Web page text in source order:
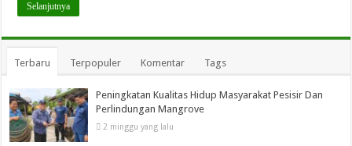
Selanjutnya
Terbaru Terpopuler Komentar Tags
Peningkatan Kualitas Hidup Masyarakat Pesisir Dan
Perlindungan Mangrove
2 minggu yang lalu